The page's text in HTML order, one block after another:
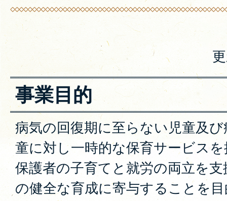
事業目的
病気の回復期に至らない児童及
童に対し一時的な保育サービス
保護者の子育てと就労の両立を
の健全な育成に寄与することを